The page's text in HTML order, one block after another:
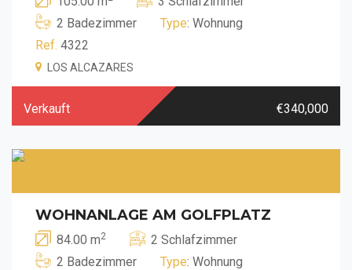
2 Badezimmer
Type: Wohnung
Ref. 4322
LOS ALCAZARES
Verkauft €340,000
WOHNANLAGE AM GOLFPLATZ
84.00 m2
2 Schlafzimmer
2 Badezimmer
Type: Wohnung